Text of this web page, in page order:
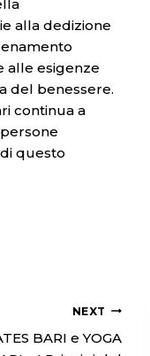
alla dedizione
alle esigenze
del benessere.
continua a
questo
NEXT
BARI e YOGA